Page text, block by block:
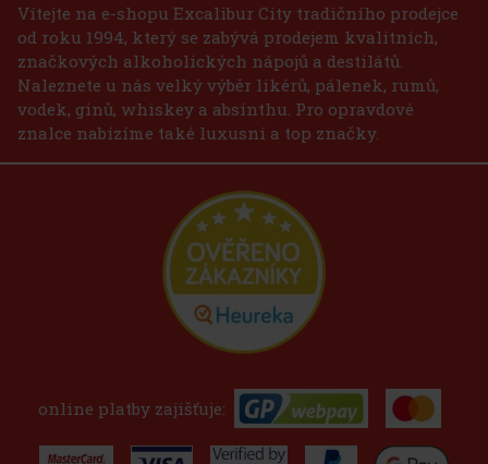
Vítejte na e-shopu Excalibur City tradičního prodejce
od roku 1994, který se zabývá prodejem kvalitních,
značkových alkoholických nápojů a destilátů.
Naleznete u nás velký výběr likérů, pálenek, rumů,
vodek, ginů, whiskey a absinthu. Pro opravdové
znalce nabízíme také luxusní a top značky.
online platby zajišťuje: